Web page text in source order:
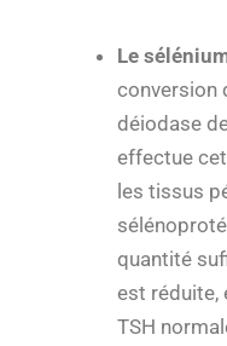
Le
conversion
déiodase
effectue
les tissus
quantité
est réduite,
TSH